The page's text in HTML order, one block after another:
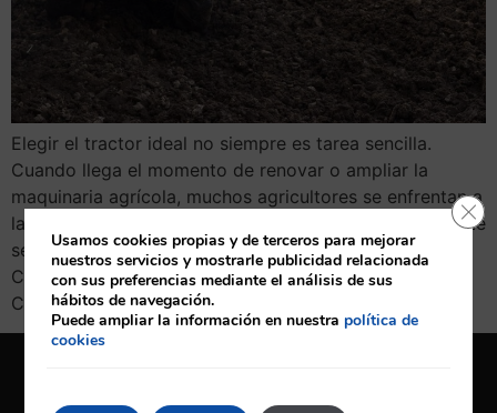
Elegir el tractor ideal no siempre es tarea sencilla.
Cuando llega el momento de renovar o ampliar la
maquinaria agrícola, muchos agricultores se enfrentan a
la misma pregunta: ¿qué modelo me conviene realmente
según el tipo de cultivo y terreno que trabajo? En
CARUMAQ, concesionario oficial John Deere en
Canarias, escuchamos esta duda casi a […]
Usamos cookies propias y de terceros para mejorar
nuestros servicios y mostrarle publicidad relacionada
con sus preferencias mediante el análisis de sus
hábitos de navegación.
Puede ampliar la información en nuestra política de
cookies